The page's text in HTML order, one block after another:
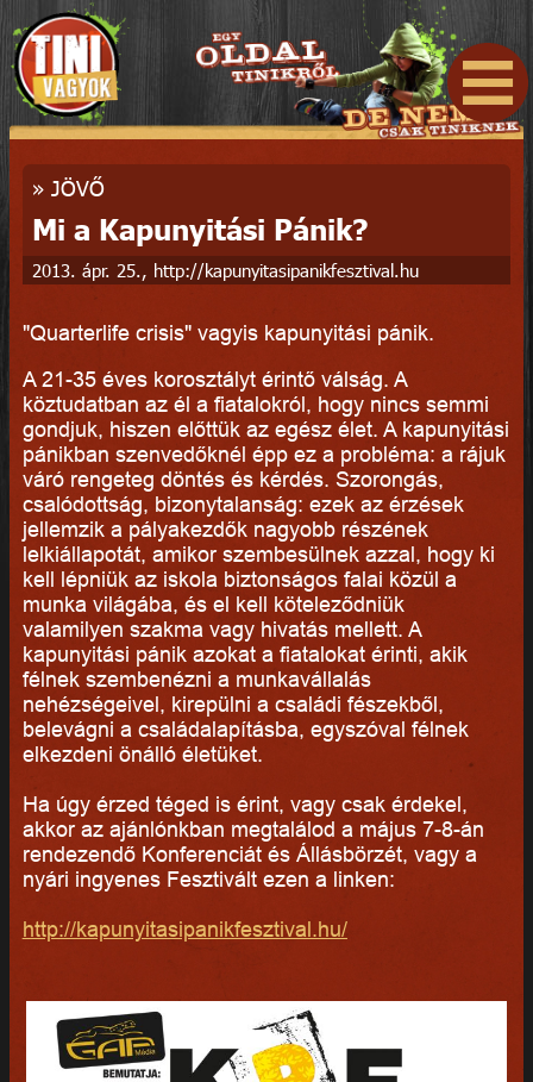
» JÖVŐ
Mi a Kapunyitási Pánik?
2013. ápr. 25., http://kapunyitasipanikfesztival.hu
"Quarterlife crisis" vagyis kapunyitási pánik.
A 21-35 éves korosztályt érintő válság. A
köztudatban az él a fiatalokról, hogy nincs semmi
gondjuk, hiszen előttük az egész élet. A kapunyitási
pánikban szenvedőknél épp ez a probléma: a rájuk
váró rengeteg döntés és kérdés. Szorongás,
csalódottság, bizonytalanság: ezek az érzések
jellemzik a pályakezdők nagyobb részének
lelkiállapotát, amikor szembesülnek azzal, hogy ki
kell lépniük az iskola biztonságos falai közül a
munka világába, és el kell köteleződniük
valamilyen szakma vagy hivatás mellett. A
kapunyitási pánik azokat a fiatalokat érinti, akik
félnek szembenézni a munkavállalás
nehézségeivel, kirepülni a családi fészekből,
belevágni a családalapításba, egyszóval félnek
elkezdeni önálló életüket.
Ha úgy érzed téged is érint, vagy csak érdekel,
akkor az ajánlónkban megtalálod a május 7-8-án
rendezendő Konferenciát és Állásbörzét, vagy a
nyári ingyenes Fesztivált ezen a linken:
http://kapunyitasipanikfesztival.hu/